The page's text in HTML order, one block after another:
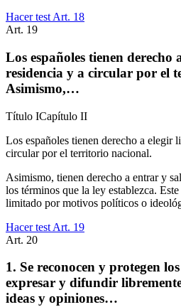
Hacer test Art. 18
Art. 19
Los españoles tienen derecho
residencia y a circular por el
Asimismo,…
Título ICapítulo II
Los españoles tienen derecho a elegir
circular por el territorio nacional.
Asimismo, tienen derecho a entrar y
los términos que la ley establezca.
limitado por motivos políticos o
Hacer test Art. 19
Art. 20
1. Se reconocen y protegen
expresar y difundir
ideas y opiniones…